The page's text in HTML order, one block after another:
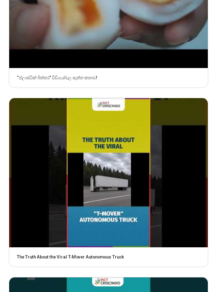
“ප්ලාස්ටික් බිත්තර” වීඩියෝවල ඇත්ත කතාව!
The Truth About the Viral T-Mover Autonomous Truck